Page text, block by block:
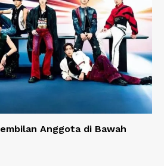
Anggota di Bawah